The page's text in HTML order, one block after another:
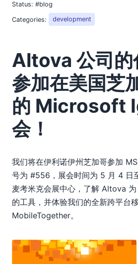
2016
2015
03
04
05
Altova 公司的代表正在参加在美国芝
Ignite 大会！
06
07
09
10
11
12
2014
2011
Status: #blog
Categories:
development
Altova 公司的
参加在美国芝
的 Microsoft
会！
我们将在伊利诺伊州芝加哥参加
号为 #556，展会时间为 5 月 4 日
麦考米克会展中心，了解 Altova
的工具，并体验我们的全新跨平台
MobileTogether。